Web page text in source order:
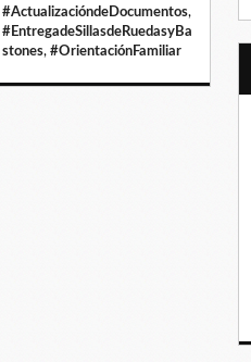
#ActualizacióndeDocumentos,
#EntregadeSillasdeRuedasyBa
stones, #OrientaciónFamiliar